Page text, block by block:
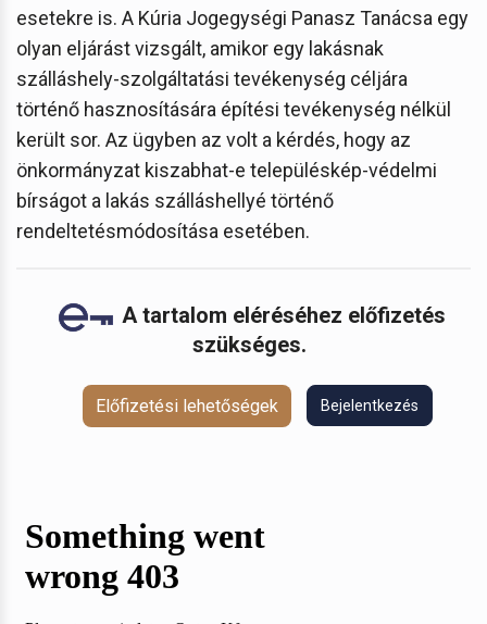
esetekre is. A Kúria Jogegységi Panasz Tanácsa egy
olyan eljárást vizsgált, amikor egy lakásnak
szálláshely-szolgáltatási tevékenység céljára
történő hasznosítására építési tevékenység nélkül
került sor. Az ügyben az volt a kérdés, hogy az
önkormányzat kiszabhat-e településkép-védelmi
bírságot a lakás szálláshellyé történő
rendeltetésmódosítása esetében.
A tartalom eléréséhez előfizetés
szükséges.
Előfizetési lehetőségek Bejelentkezés